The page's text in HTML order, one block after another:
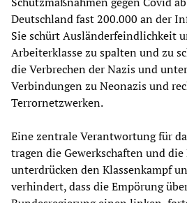
Deutschland fast 200.000 an der
Sie schürt Ausländerfeindlichkeit
Arbeiterklasse zu spalten und zu
die Verbrechen der Nazis und
Verbindungen zu Neonazis und
Terrornetzwerken.
Eine zentrale Verantwortung für
tragen die Gewerkschaften und
unterdrücken den Klassenkampf
verhindert, dass die Empörung